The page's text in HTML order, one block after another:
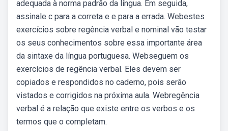
adequada à norma padrão da língua. Em seguida,
assinale c para a correta e e para a errada. Webestes
exercícios sobre regência verbal e nominal vão testar
os seus conhecimentos sobre essa importante área
da sintaxe da língua portuguesa. Webseguem os
exercícios de regência verbal. Eles devem ser
copiados e respondidos no caderno, pois serão
vistados e corrigidos na próxima aula. Webregência
verbal é a relação que existe entre os verbos e os
termos que o completam.